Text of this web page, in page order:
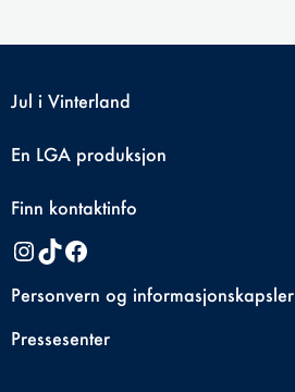
Jul i Vinterland
En LGA produksjon
Finn kontaktinfo
Instagram
TikTokFacebook
Personvern og informasjonskapsler
Pressesenter